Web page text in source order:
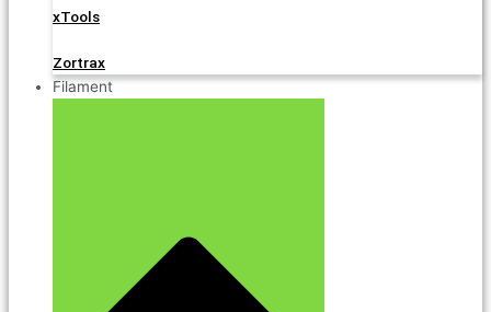
xTools
Zortrax
Filament